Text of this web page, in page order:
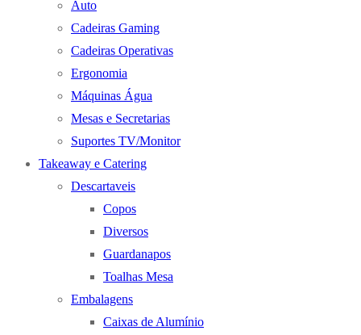
Auto
Cadeiras Gaming
Cadeiras Operativas
Ergonomia
Máquinas Água
Mesas e Secretarias
Suportes TV/Monitor
Takeaway e Catering
Descartaveis
Copos
Diversos
Guardanapos
Toalhas Mesa
Embalagens
Caixas de Alumínio